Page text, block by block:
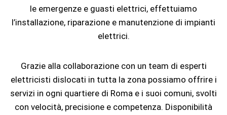
le emergenze e guasti elettrici, effettuiamo
l’installazione, riparazione e manutenzione di impianti
elettrici.
Grazie alla collaborazione con un team di esperti
elettricisti dislocati in tutta la zona possiamo offrire i
servizi in ogni quartiere di Roma e i suoi comuni, svolti
con velocità, precisione e competenza. Disponibilità